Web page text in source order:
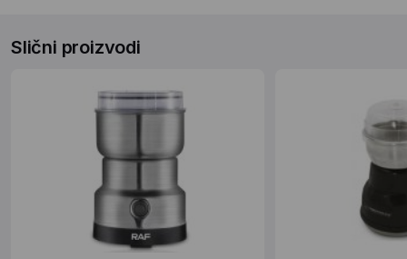
Slični proizvodi